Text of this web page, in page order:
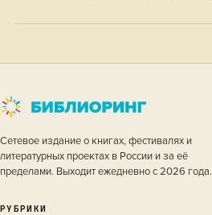
Сетевое издание о книгах, фестивалях и
литературных проектах в России и за её
пределами. Выходит ежедневно с 2026 года.
РУБРИКИ